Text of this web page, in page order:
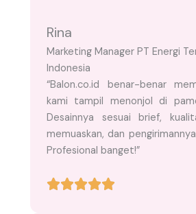
Rina
Marketing Manager PT Energi
Indonesia
“Balon.co.id benar-benar
kami tampil menonjol di
Desainnya sesuai brief,
memuaskan, dan
Profesional banget!”